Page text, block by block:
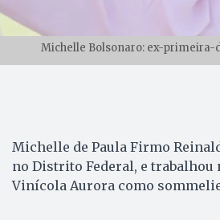
Michelle Bolsonaro: ex-primeira-
Michelle de Paula Firmo
no Distrito Federal, e
Vinícola Aurora como